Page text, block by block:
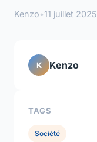
Kenzo•11 juillet 2025
K Kenzo
TAGS
Société